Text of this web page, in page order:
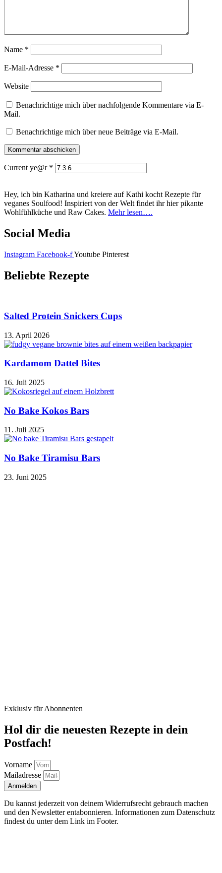
Name *
E-Mail-Adresse *
Website
Benachrichtige mich über nachfolgende Kommentare via E-
Mail.
Benachrichtige mich über neue Beiträge via E-Mail.
Current ye@r *
Hey, ich bin Katharina und kreiere auf Kathi kocht Rezepte für
veganes Soulfood! Inspiriert von der Welt findet ihr hier pikante
Wohlfühlküche und Raw Cakes. Mehr lesen….
Social Media
Instagram Facebook-fYoutube Pinterest
Beliebte Rezepte
Salted Protein Snickers Cups
13. April 2026
Kardamom Dattel Bites
16. Juli 2025
No Bake Kokos Bars
11. Juli 2025
No Bake Tiramisu Bars
23. Juni 2025
Exklusiv für Abonnenten
Hol dir die neuesten Rezepte in dein
Postfach!
Vorname
Mailadresse
Anmelden
Du kannst jederzeit von deinem Widerrufsrecht gebrauch machen
und den Newsletter entabonnieren. Informationen zum Datenschutz
findest du unter dem Link im Footer.